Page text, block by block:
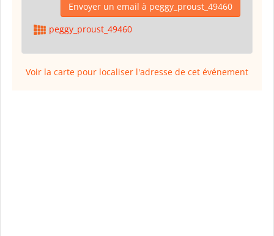
Envoyer un email à peggy_proust_49460
peggy_proust_49460
Voir la carte pour localiser l'adresse de cet événement